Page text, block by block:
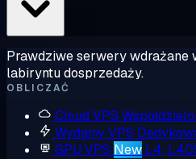
Prawdziwe serwery wdrażane
labiryntu dosprzedaży.
OBLICZAĆ
Cloud VPS
Wydajny VPS
GPU VPS New L4,